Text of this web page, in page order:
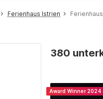
Ferienhaus Istrien
380
Award Winner 2024